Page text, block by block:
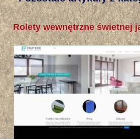
Rolety wewnętrzne świetnej